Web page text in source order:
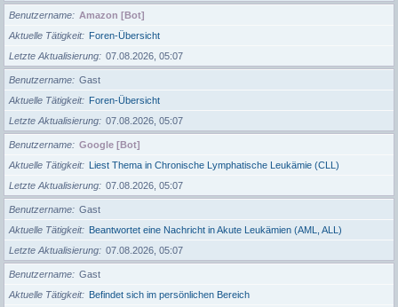
Benutzername
Amazon [Bot]
Aktuelle Tätigkeit
Foren-Übersicht
Letzte Aktualisierung
07.08.2026, 05:07
Benutzername
Gast
Aktuelle Tätigkeit
Foren-Übersicht
Letzte Aktualisierung
07.08.2026, 05:07
Benutzername
Google [Bot]
Aktuelle Tätigkeit
Liest Thema in Chronische Lymphatische Leukämie (CLL)
Letzte Aktualisierung
07.08.2026, 05:07
Benutzername
Gast
Aktuelle Tätigkeit
Beantwortet eine Nachricht in Akute Leukämien (AML, ALL)
Letzte Aktualisierung
07.08.2026, 05:07
Benutzername
Gast
Aktuelle Tätigkeit
Befindet sich im persönlichen Bereich